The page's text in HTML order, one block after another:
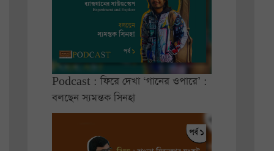
Podcast : ফিরে দেখা ‘গানের ওপারে’ :
বলছেন স্যমন্তক সিনহা